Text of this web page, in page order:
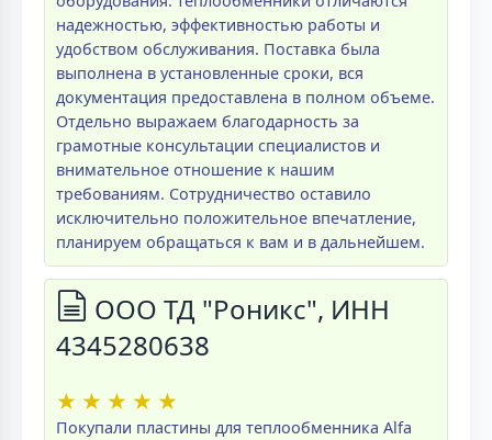
надежностью, эффективностью работы и
удобством обслуживания. Поставка была
выполнена в установленные сроки, вся
документация предоставлена в полном объеме.
Отдельно выражаем благодарность за
грамотные консультации специалистов и
внимательное отношение к нашим
требованиям. Сотрудничество оставило
исключительно положительное впечатление,
планируем обращаться к вам и в дальнейшем.
ООО ТД "Роникс", ИНН
4345280638
★ ★ ★ ★ ★
Покупали пластины для теплообменника Alfa